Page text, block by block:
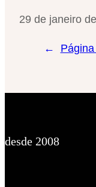
29 de janeiro
←
desde 2008